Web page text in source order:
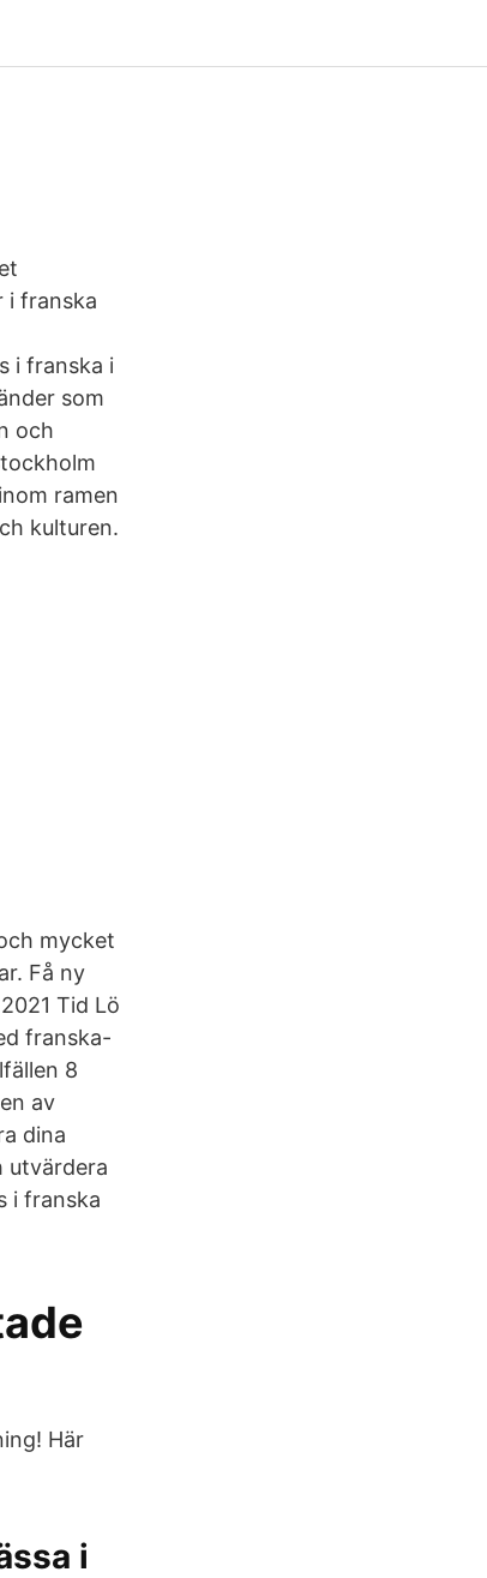
i franska
i franska i
som
och
ramen
kulturen.
mycket
Få ny
Tid Lö
franska-
8
av
dina
utvärdera
i franska
Här
i